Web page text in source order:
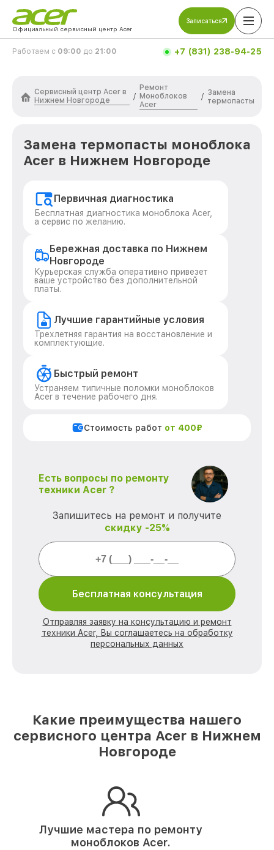
Официальный сервисный центр Acer
Записаться
Работаем с 09:00 до 21:00 +7 (831) 238-94-25
Сервисный центр Acer в
Нижнем Новгороде
/
Ремонт
Моноблоков
Acer
/ Замена
термопасты
Замена термопасты моноблока
Acer в Нижнем Новгороде
Первичная диагностика
Бесплатная диагностика моноблока Acer,
а сервис по желанию.
Бережная доставка по Нижнем
Новгороде
Курьерская служба оперативно привезет
ваше устройство без дополнительной
платы.
Лучшие гарантийные условия
Трехлетняя гарантия на восстановление и
комплектующие.
Быстрый ремонт
Устраняем типичные поломки моноблоков
Acer в течение рабочего дня.
Стоимость работ от 400₽
Есть вопросы по ремонту
техники Acer ?
Запишитесь на ремонт и получите
скидку -25%
Бесплатная консультация
Отправляя заявку на консультацию и ремонт
техники Acer, Вы соглашаетесь на обработку
персональных данных
Какие преимущества нашего
сервисного центра Acer в Нижнем
Новгороде
Лучшие мастера по ремонту
моноблоков Acer.